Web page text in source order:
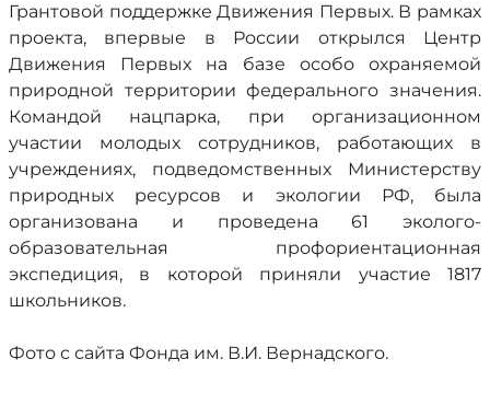
Грантовой поддержке Движения Первых. В рамках
проекта, впервые в России открылся Центр
Движения Первых на базе особо охраняемой
природной территории федерального значения.
Командой нацпарка, при организационном
участии молодых сотрудников, работающих в
учреждениях, подведомственных Министерству
природных ресурсов и экологии РФ, была
организована и проведена 61 эколого-
образовательная профориентационная
экспедиция, в которой приняли участие 1817
школьников.
Фото с сайта Фонда им. В.И. Вернадского.